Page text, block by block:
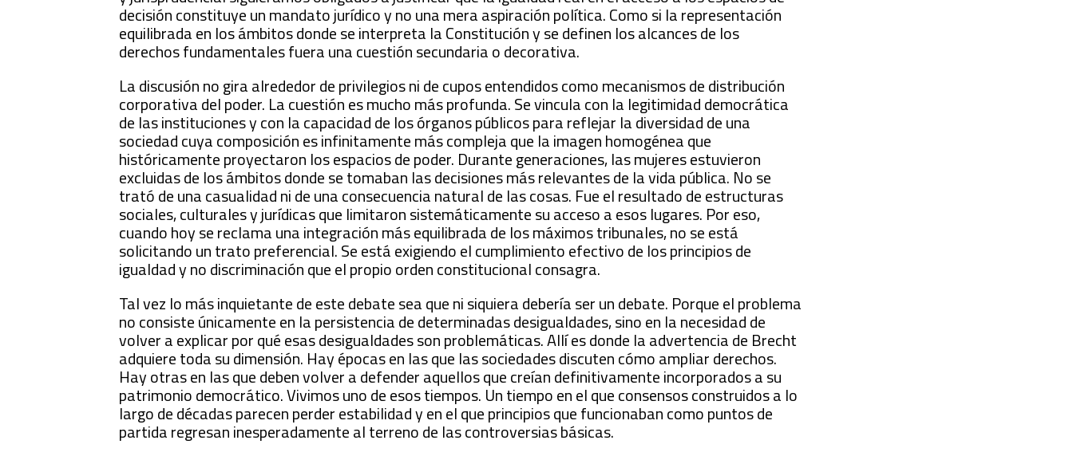
decisión constituye un mandato jurídico y no una mera aspiración política. Como si la representación
equilibrada en los ámbitos donde se interpreta la Constitución y se definen los alcances de los
derechos fundamentales fuera una cuestión secundaria o decorativa.
La discusión no gira alrededor de privilegios ni de cupos entendidos como mecanismos de distribución
corporativa del poder. La cuestión es mucho más profunda. Se vincula con la legitimidad democrática
de las instituciones y con la capacidad de los órganos públicos para reflejar la diversidad de una
sociedad cuya composición es infinitamente más compleja que la imagen homogénea que
históricamente proyectaron los espacios de poder. Durante generaciones, las mujeres estuvieron
excluidas de los ámbitos donde se tomaban las decisiones más relevantes de la vida pública. No se
trató de una casualidad ni de una consecuencia natural de las cosas. Fue el resultado de estructuras
sociales, culturales y jurídicas que limitaron sistemáticamente su acceso a esos lugares. Por eso,
cuando hoy se reclama una integración más equilibrada de los máximos tribunales, no se está
solicitando un trato preferencial. Se está exigiendo el cumplimiento efectivo de los principios de
igualdad y no discriminación que el propio orden constitucional consagra.
Tal vez lo más inquietante de este debate sea que ni siquiera debería ser un debate. Porque el problema
no consiste únicamente en la persistencia de determinadas desigualdades, sino en la necesidad de
volver a explicar por qué esas desigualdades son problemáticas. Allí es donde la advertencia de Brecht
adquiere toda su dimensión. Hay épocas en las que las sociedades discuten cómo ampliar derechos.
Hay otras en las que deben volver a defender aquellos que creían definitivamente incorporados a su
patrimonio democrático. Vivimos uno de esos tiempos. Un tiempo en el que consensos construidos a lo
largo de décadas parecen perder estabilidad y en el que principios que funcionaban como puntos de
partida regresan inesperadamente al terreno de las controversias básicas.